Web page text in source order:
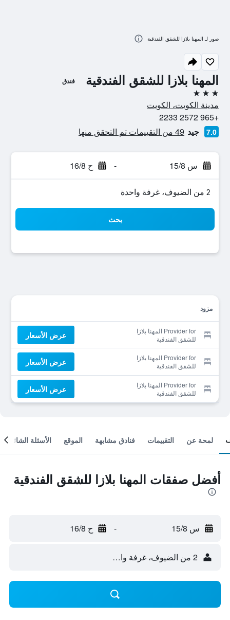
المهنا بلازا للشقق الفندقية فندق
3 نجوم
مدينة الكويت، الكويت
+965 2572 2233
7.0 جيد 49 من التقييمات تم التحقق منها
س 15/8 - ح 16/8
2 من الضيوف، غرفة واحدة
بحث
مزود
Provider for المهنا بلازا
للشقق الفندقية
عرض الأسعار
Provider for المهنا بلازا
للشقق الفندقية
عرض الأسعار
Provider for المهنا بلازا
للشقق الفندقية
عرض الأسعار
صور لـ المهنا بلازا للشقق الفندقية
لمحة عن التقييمات فنادق مشابهة الموقع الأسئلة الشائعة
أفضل صفقات المهنا بلازا للشقق الفندقية
س 15/8 - ح 16/8
2 من الضيوف، غرفة واحدة